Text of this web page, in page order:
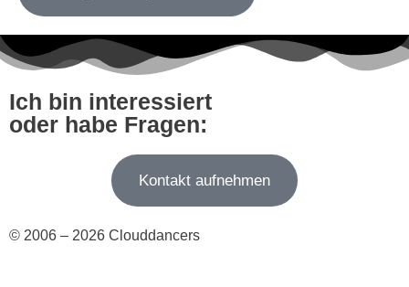
Ich bin interessiert
oder habe Fragen:
Kontakt aufnehmen
© 2006 – 2026 Clouddancers